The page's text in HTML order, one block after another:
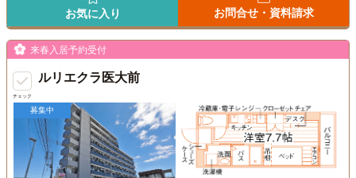
お気に入り お問合せ・資料請求
チェック
来春入居予約受付
ルリエクラ医大前
募集中